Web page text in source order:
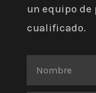
un equipo
cualificado.